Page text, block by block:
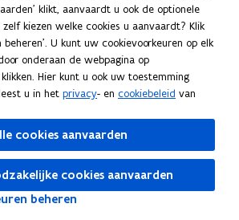
meer in het Vlaamse Gewest.
in:
English
klikt, aanvaardt u ook de optionele
kiezen welke cookies u aanvaardt? Klik
beheren'. U kunt uw cookievoorkeuren op elk
onderaan de webpagina op
Hier kunt u ook uw toestemming
u in het privacy- en cookiebeleid van
cookies aanvaarden
cookies aanvaarden
beheren